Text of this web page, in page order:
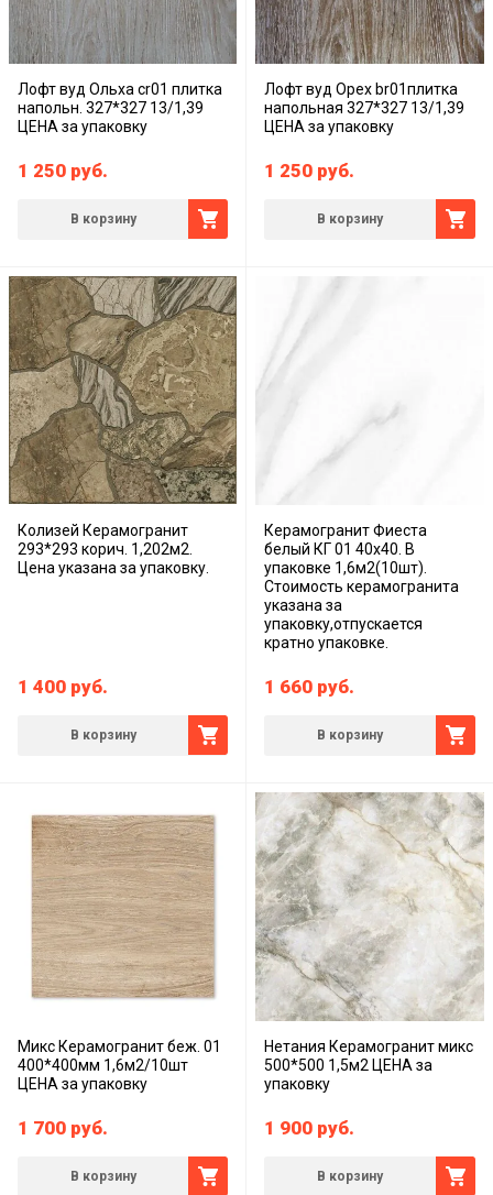
Лофт вуд Ольха cr01 плитка
напольн. 327*327 13/1,39
ЦЕНА за упаковку
1 250 руб.
В корзину
Лофт вуд Орех br01плитка
напольная 327*327 13/1,39
ЦЕНА за упаковку
1 250 руб.
В корзину
Колизей Керамогранит
293*293 корич. 1,202м2.
Цена указана за упаковку.
1 400 руб.
В корзину
Керамогранит Фиеста
белый КГ 01 40х40. В
упаковке 1,6м2(10шт).
Стоимость керамогранита
указана за
упаковку,отпускается
кратно упаковке.
1 660 руб.
В корзину
Микс Керамогранит беж. 01
400*400мм 1,6м2/10шт
ЦЕНА за упаковку
1 700 руб.
В корзину
Нетания Керамогранит микс
500*500 1,5м2 ЦЕНА за
упаковку
1 900 руб.
В корзину